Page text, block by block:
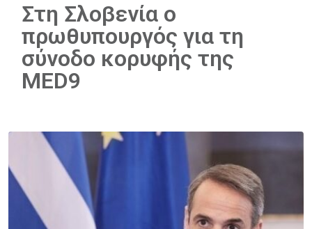
Στη Σλοβενία ο
πρωθυπουργός για τη
σύνοδο κορυφής της
MED9